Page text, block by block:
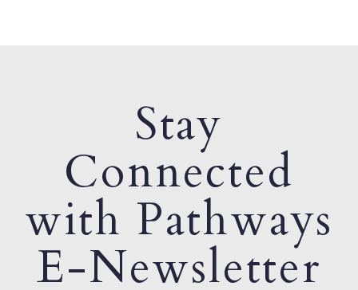
Stay
Connected
with Pathways
E-Newsletter